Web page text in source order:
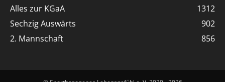
Alles zur KGaA
1312
Sechzig Auswärts
902
2. Mannschaft
856